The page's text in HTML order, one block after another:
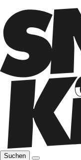
Suchen